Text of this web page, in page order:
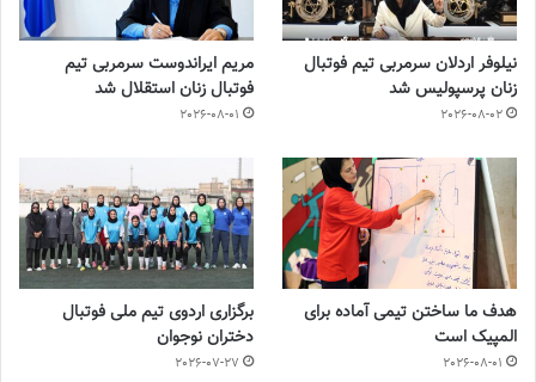
نیلوفر اردلان سرمربی تیم فوتبال
زنان پرسپولیس شد
2026-08-02
مریم ایراندوست سرمربی تیم
فوتبال زنان استقلال شد
2026-08-01
هدف ما ساختن تیمی آماده برای
المپیک است
2026-08-01
برگزاری اردوی تیم ملی فوتبال
دختران نوجوان
2026-07-27